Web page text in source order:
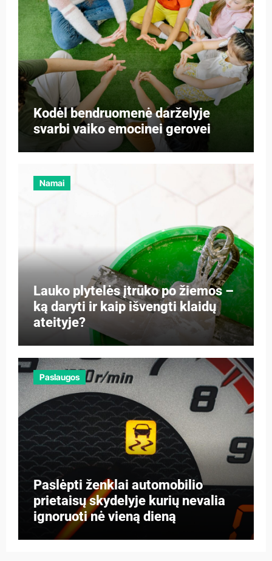
Kodėl bendruomenė darželyje
svarbi vaiko emocinei gerovei
Namai
Lauko plytelės įtrūko po žiemos –
ką daryti ir kaip išvengti klaidų
ateityje?
Paslaugos
Paslėpti ženklai automobilio
prietaisų skydelyje kurių nevalia
ignoruoti nė vieną dieną